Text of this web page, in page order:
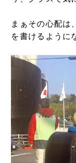
まぁその心配は
を書けるように